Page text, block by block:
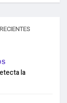
RECIENTES
la